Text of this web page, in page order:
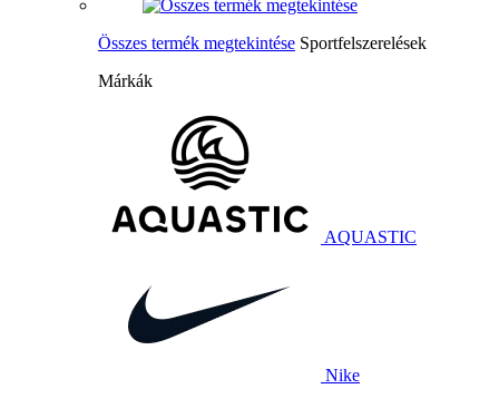
Összes termék megtekintése Sportfelszerelések
Márkák
AQUASTIC
Nike